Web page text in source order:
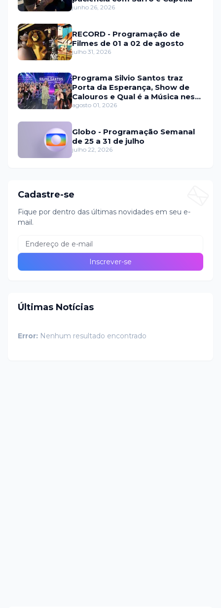
junho 26, 2026
RECORD - Programação de
Filmes de 01 a 02 de agosto
julho 31, 2026
Programa Silvio Santos traz
Porta da Esperança, Show de
Calouros e Qual é a Música neste
domingo (2)
agosto 01, 2026
Globo - Programação Semanal
de 25 a 31 de julho
julho 22, 2026
Cadastre-se
Fique por dentro das últimas novidades em seu e-
mail.
Últimas Notícias
Error: Nenhum resultado encontrado